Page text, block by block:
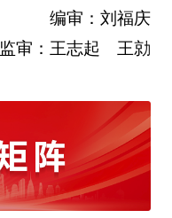
编审：刘福庆
监审：王志起 王勍